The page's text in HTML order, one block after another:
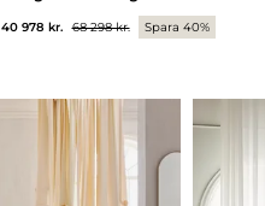
40 978 kr. 68 298 kr. Spara 40%